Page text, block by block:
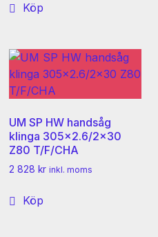
Köp
UM SP HW handsåg
klinga 305×2.6/2×30
Z80 T/F/CHA
2 828 kr inkl. moms
Köp